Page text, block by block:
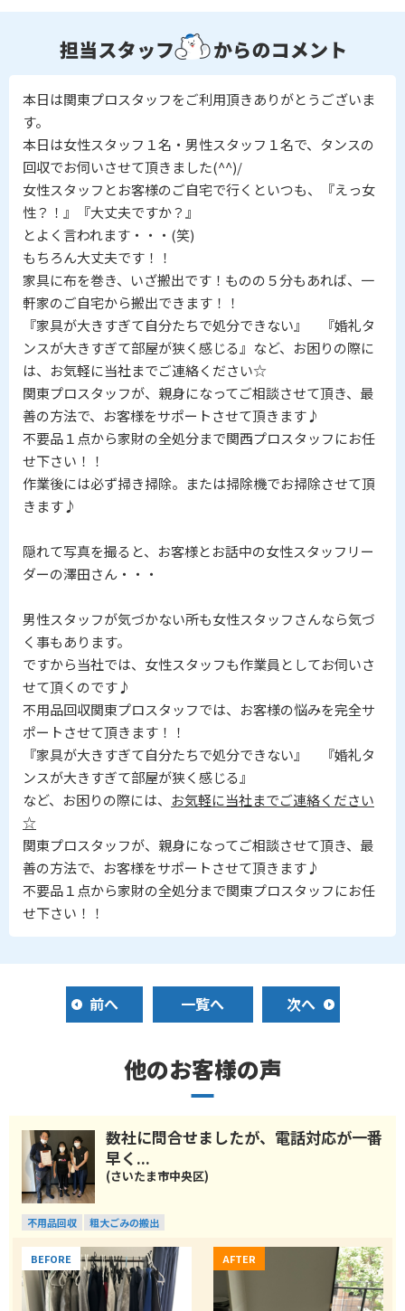
本日は関東プロスタッフをご利用頂きありがとうございま
す。
本日は女性スタッフ１名・男性スタッフ１名で、タンスの
回収でお伺いさせて頂きました(^^)/
女性スタッフとお客様のご自宅で行くといつも、『えっ女
性？！』『大丈夫ですか？』
とよく言われます・・・(笑)
もちろん大丈夫です！！
家具に布を巻き、いざ搬出です！ものの５分もあれば、一
軒家のご自宅から搬出できます！！
『家具が大きすぎて自分たちで処分できない』 『婚礼タ
ンスが大きすぎて部屋が狭く感じる』など、お困りの際に
は、お気軽に当社までご連絡ください☆
関東プロスタッフが、親身になってご相談させて頂き、最
善の方法で、お客様をサポートさせて頂きます♪
不要品１点から家財の全処分まで関西プロスタッフにお任
せ下さい！！
作業後には必ず掃き掃除。または掃除機でお掃除させて頂
きます♪
隠れて写真を撮ると、お客様とお話中の女性スタッフリー
ダーの澤田さん・・・
男性スタッフが気づかない所も女性スタッフさんなら気づ
く事もあります。
ですから当社では、女性スタッフも作業員としてお伺いさ
せて頂くのです♪
不用品回収関東プロスタッフでは、お客様の悩みを完全サ
ポートさせて頂きます！！
『家具が大きすぎて自分たちで処分できない』 『婚礼タ
ンスが大きすぎて部屋が狭く感じる』
など、お困りの際には、 お気軽に当社までご連絡ください
☆
関東プロスタッフが、親身になってご相談させて頂き、最
善の方法で、お客様をサポートさせて頂きます♪
不要品１点から家財の全処分まで関東プロスタッフにお任
せ下さい！！
前へ 一覧へ 次へ
他のお客様の声
数社に問合せましたが、電話対応が一番
早く...
(さいたま市中央区)
不用品回収 粗大ごみの搬出